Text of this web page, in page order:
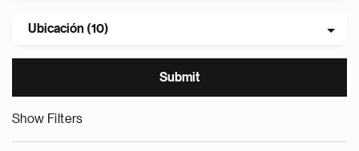
Ubicación (10)
Show Filters